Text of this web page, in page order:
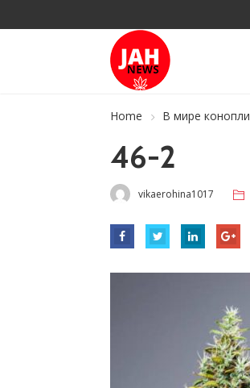
Home В мире конопли
46-2
vikaerohina1017